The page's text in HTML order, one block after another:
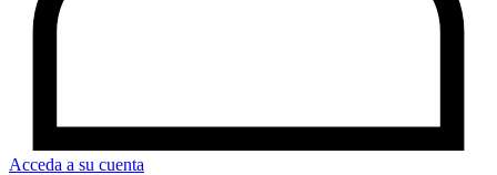
Acceda a su cuenta